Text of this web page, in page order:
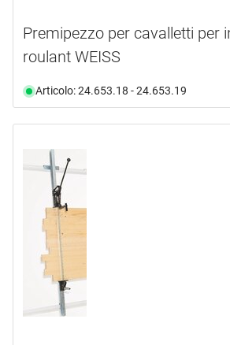
Premipezzo per cavalletti per
roulant WEISS
Articolo: 24.653.18 - 24.653.19